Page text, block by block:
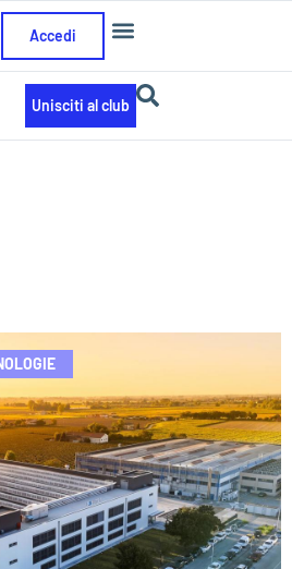
Accedi
Unisciti al club